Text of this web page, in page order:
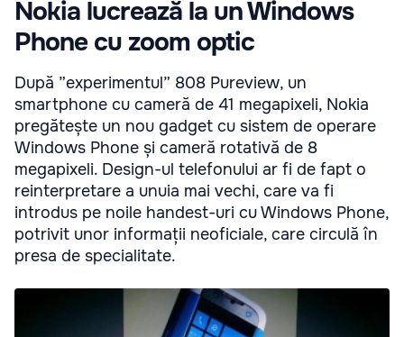
Nokia lucrează la un Windows
Phone cu zoom optic
După ”experimentul” 808 Pureview, un
smartphone cu cameră de 41 megapixeli, Nokia
pregătește un nou gadget cu sistem de operare
Windows Phone și cameră rotativă de 8
megapixeli. Design-ul telefonului ar fi de fapt o
reinterpretare a unuia mai vechi, care va fi
introdus pe noile handest-uri cu Windows Phone,
potrivit unor informații neoficiale, care circulă în
presa de specialitate.